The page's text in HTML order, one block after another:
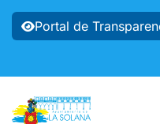
Portal de